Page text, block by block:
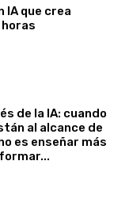
IA que crea
de la IA: cuando
al alcance de
es enseñar más